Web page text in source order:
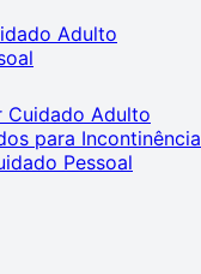
Adulto
Cuidado Adulto
para Incontinência
Pessoal